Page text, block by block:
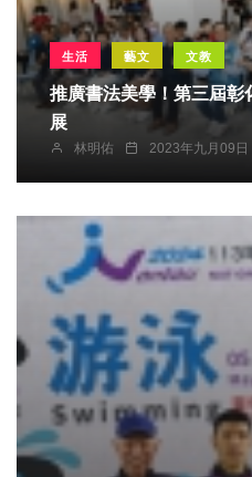
生活 藝文 文教
推廣書法美學！第三屆彰
展
林明佑 2023年九月09日